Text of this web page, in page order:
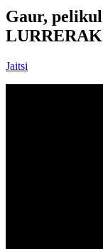
Gaur,
Jaitsi